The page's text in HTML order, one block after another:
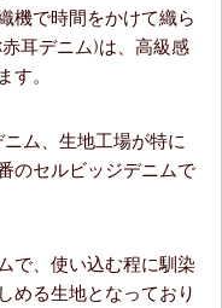
機で時間をかけて織ら
耳デニム)は、高級感
す。
ム、生地工場が特に
のセルビッジデニムで
で、使い込む程に馴染
める生地となっており